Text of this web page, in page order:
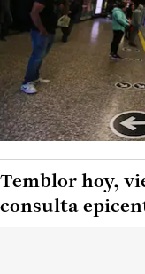
Temblor hoy,
consulta